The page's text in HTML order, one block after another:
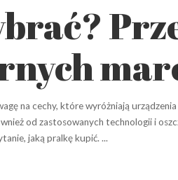
na cechy, które wyróżniają
od zastosowanych technologii i
jaką pralkę kupić....